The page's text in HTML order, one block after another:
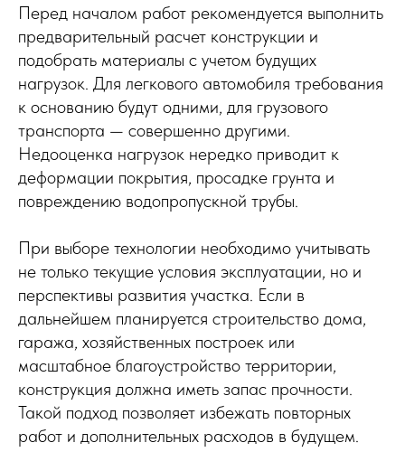
Перед началом работ рекомендуется выполнить
предварительный расчет конструкции и
подобрать материалы с учетом будущих
нагрузок. Для легкового автомобиля требования
к основанию будут одними, для грузового
транспорта — совершенно другими.
Недооценка нагрузок нередко приводит к
деформации покрытия, просадке грунта и
повреждению водопропускной трубы.
При выборе технологии необходимо учитывать
не только текущие условия эксплуатации, но и
перспективы развития участка. Если в
дальнейшем планируется строительство дома,
гаража, хозяйственных построек или
масштабное благоустройство территории,
конструкция должна иметь запас прочности.
Такой подход позволяет избежать повторных
работ и дополнительных расходов в будущем.